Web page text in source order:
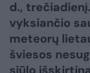
d.,
vyksiančio
meteorų
šviesos